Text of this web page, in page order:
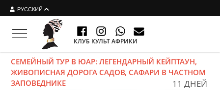
РУССКИЙ
Toggle navigation
КЛУБ КУЛЬТ АФРИКИ
СЕМЕЙНЫЙ ТУР В ЮАР: ЛЕГЕНДАРНЫЙ КЕЙПТАУН,
ЖИВОПИСНАЯ ДОРОГА САДОВ, САФАРИ В ЧАСТНОМ
ЗАПОВЕДНИКЕ
11 ДНЕЙ